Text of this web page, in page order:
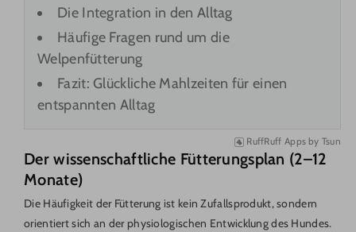
Die Integration in den Alltag
Häufige Fragen rund um die
Welpenfütterung
Fazit: Glückliche Mahlzeiten für einen
entspannten Alltag
RuffRuff Apps by Tsun
Der wissenschaftliche Fütterungsplan (2–12
Monate)
Die Häufigkeit der Fütterung ist kein Zufallsprodukt, sondern
orientiert sich an der physiologischen Entwicklung des Hundes.